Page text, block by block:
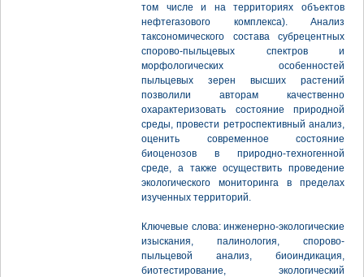
том числе и на территориях объектов
нефтегазового комплекса). Анализ
таксономического состава субрецентных
спорово-пыльцевых спектров и
морфологических особенностей
пыльцевых зерен высших растений
позволили авторам качественно
охарактеризовать состояние природной
среды, провести ретроспективный анализ,
оценить современное состояние
биоценозов в природно-техногенной
среде, а также осуществить проведение
экологического мониторинга в пределах
изученных территорий.
Ключевые слова: инженерно-экологические
изыскания, палинология, спорово-
пыльцевой анализ, биоиндикация,
биотестирование, экологический